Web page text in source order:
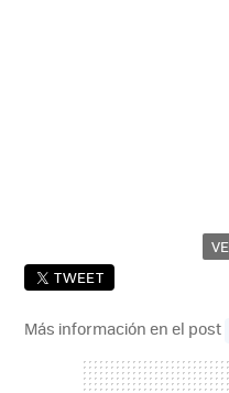
TWEET
Más información en el post